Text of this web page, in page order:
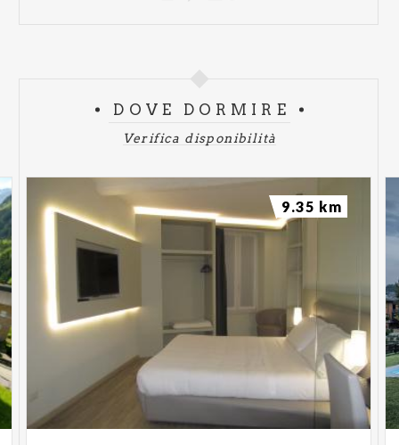
DOVE DORMIRE
Verifica disponibilità
9.35 km